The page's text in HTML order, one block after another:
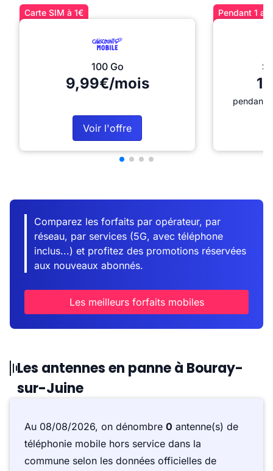
Carte SIM à 1€
100 Go
9,99€/mois
Voir l'offre
Pendant 1
pendant
Comparez les forfaits par opérateur, par
réseau, par services (5G, avec téléphone
inclus...) et profitez des promotions réservées
aux nouveaux abonnés.
Les meilleurs forfaits mobiles
Les antennes en panne à Bouray-
sur-Juine
Au 08/08/2026, on dénombre 0 antenne(s) de
téléphonie mobile hors service dans la
commune selon les données officielles de